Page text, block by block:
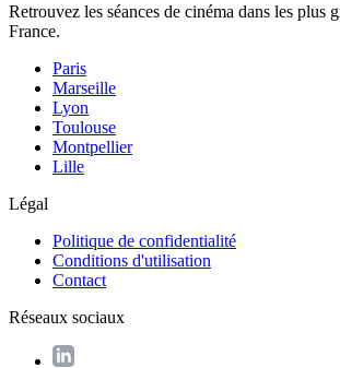
Retrouvez les séances de cinéma dans les plus
France.
Paris
Marseille
Lyon
Toulouse
Montpellier
Lille
Légal
Politique de confidentialité
Conditions d'utilisation
Contact
Réseaux sociaux